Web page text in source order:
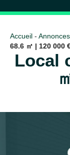
Accueil - Annonces
68.6 ㎡ | 120 000
Local